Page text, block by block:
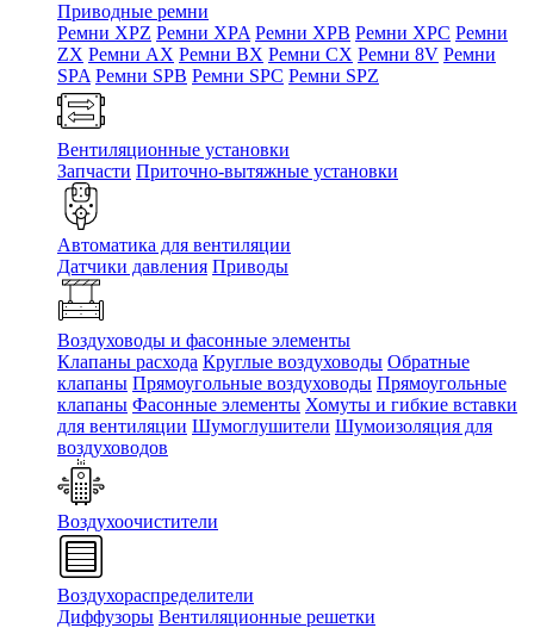
Приводные ремни
Ремни XPZ Ремни XPA Ремни XPB Ремни XPC Ремни
ZX Ремни AX Ремни BX Ремни CX Ремни 8V Ремни
SPA Ремни SPB Ремни SPC Ремни SPZ
Вентиляционные установки
Запчасти Приточно-вытяжные установки
Автоматика для вентиляции
Датчики давления Приводы
Воздуховоды и фасонные элементы
Клапаны расхода Круглые воздуховоды Обратные
клапаны Прямоугольные воздуховоды Прямоугольные
клапаны Фасонные элементы Хомуты и гибкие вставки
для вентиляции Шумоглушители Шумоизоляция для
воздуховодов
Воздухоочистители
Воздухораспределители
Диффузоры Вентиляционные решетки